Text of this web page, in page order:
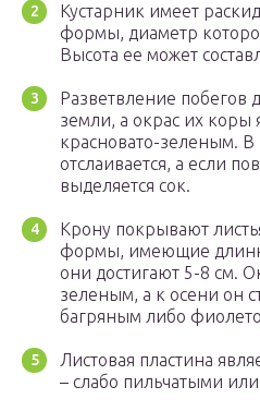
Кустарник имеет
формы, диаметр
Высота ее может
Разветвление побегов
земли, а окрас их коры
красновато-зеленым. В
отслаивается, а если
выделяется сок.
Крону покрывают
формы, имеющие
они достигают 5-8 см.
зеленым, а к осени он
багряным либо
Листовая пластина
– слабо пильчатыми